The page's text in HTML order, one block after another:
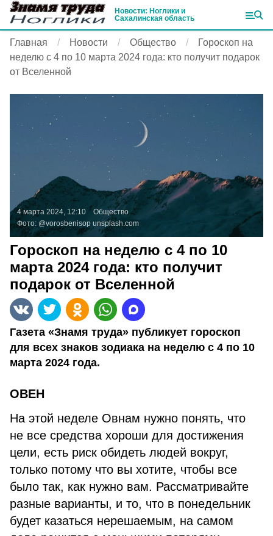
Новости: Ноглики и
Сахалинская область
Главная Новости Общество
Гороскоп на
неделю с 4 по 10 марта 2024 года: кто получит подарок
от Вселенной
4 марта 2024, 12:10
Общество
Фото: @vorosbenisop unsplash.com
Гороскоп на неделю с 4 по 10
марта 2024 года: кто получит
подарок от Вселенной
Газета «Знамя труда» публикует гороскоп
для всех знаков зодиака на неделю с 4 по 10
марта 2024 года.
ОВЕН
На этой неделе Овнам нужно понять, что
не все средства хороши для достижения
цели, есть риск обидеть людей вокруг,
только потому что вы хотите, чтобы все
было так, как нужно вам. Рассматривайте
разные варианты, и то, что в понедельник
будет казаться нерешаемым, на самом